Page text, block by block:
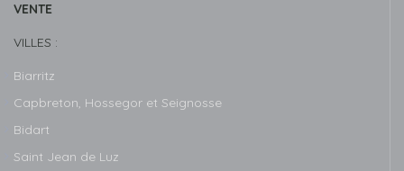
VENTE
VILLES :
Biarritz
Capbreton, Hossegor et Seignosse
Bidart
Saint Jean de Luz